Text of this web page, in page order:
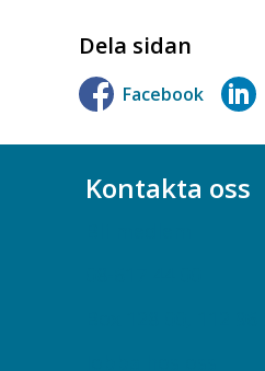
Dela sidan
Facebook
Kontakta oss